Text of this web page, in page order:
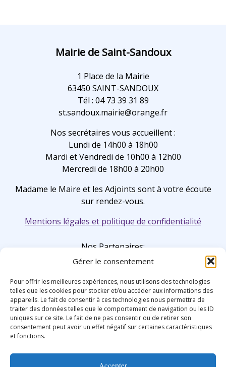
Gérer le consentement
Pour offrir les meilleures expériences, nous utilisons des technologies
telles que les cookies pour stocker et/ou accéder aux informations des
appareils. Le fait de consentir à ces technologies nous permettra de
traiter des données telles que le comportement de navigation ou les ID
uniques sur ce site. Le fait de ne pas consentir ou de retirer son
consentement peut avoir un effet négatif sur certaines caractéristiques
et fonctions.
Accepter
Mairie de Saint-Sandoux
1 Place de la Mairie
63450 SAINT-SANDOUX
Tél : 04 73 39 31 89
st.sandoux.mairie@orange.fr
Nos secrétaires vous accueillent :
Lundi de 14h00 à 18h00
Mardi et Vendredi de 10h00 à 12h00
Mercredi de 18h00 à 20h00
Madame le Maire et les Adjoints sont à votre écoute
sur rendez-vous.
Mentions légales et politique de confidentialité
Nos Partenaires: